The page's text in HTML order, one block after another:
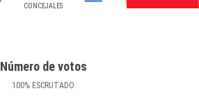
CONCEJALES
Número de votos
100% ESCRUTADO